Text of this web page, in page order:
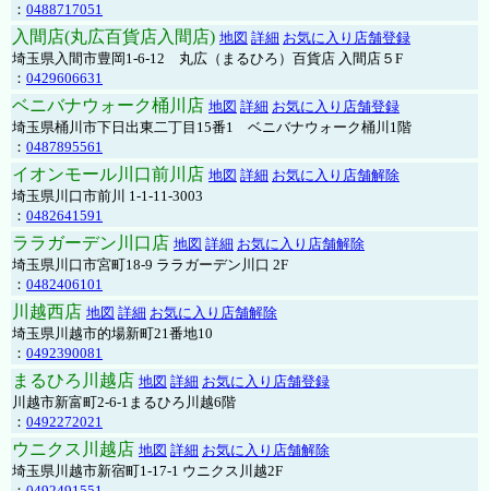
： 0488717051
入間店(丸広百貨店入間店) 地図 詳細 お気に入り店舗登録
埼玉県入間市豊岡1-6-12 丸広（まるひろ）百貨店 入間店５F
： 0429606631
ベニバナウォーク桶川店 地図 詳細 お気に入り店舗登録
埼玉県桶川市下日出東二丁目15番1 ベニバナウォーク桶川1階
： 0487895561
イオンモール川口前川店 地図 詳細 お気に入り店舗解除
埼玉県川口市前川 1-1-11-3003
： 0482641591
ララガーデン川口店 地図 詳細 お気に入り店舗解除
埼玉県川口市宮町18-9 ララガーデン川口 2F
： 0482406101
川越西店 地図 詳細 お気に入り店舗解除
埼玉県川越市的場新町21番地10
： 0492390081
まるひろ川越店 地図 詳細 お気に入り店舗登録
川越市新富町2-6-1まるひろ川越6階
： 0492272021
ウニクス川越店 地図 詳細 お気に入り店舗解除
埼玉県川越市新宿町1-17-1 ウニクス川越2F